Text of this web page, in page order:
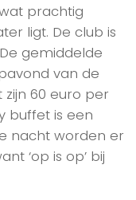
prachtig
ligt. De club is
gemiddelde
van de
60 euro per
buffet is een
nacht worden er
‘op is op’ bij